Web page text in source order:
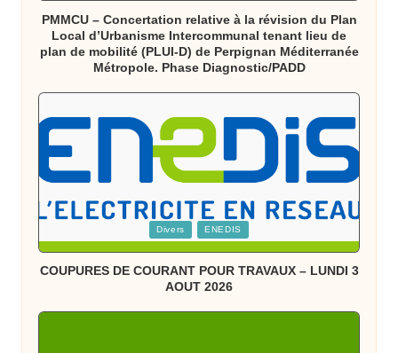
PMMCU – Concertation relative à la révision du Plan
Local d’Urbanisme Intercommunal tenant lieu de
plan de mobilité (PLUI-D) de Perpignan Méditerranée
Métropole. Phase Diagnostic/PADD
Divers ENEDIS
COUPURES DE COURANT POUR TRAVAUX – LUNDI 3
AOUT 2026